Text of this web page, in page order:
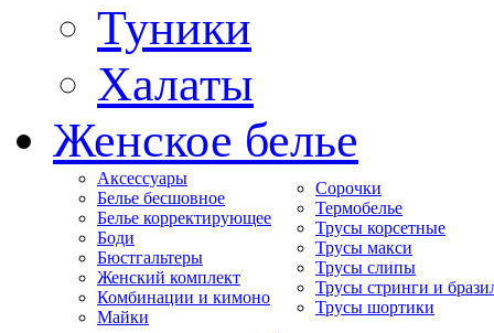
Туники
Халаты
Женское белье
Аксессуары
Белье бесшовное
Белье корректирующее
Боди
Бюстгальтеры
Женский комплект
Комбинации и кимоно
Майки
Сорочки
Термобелье
Трусы корсетные
Трусы макси
Трусы слипы
Трусы стринги и
Трусы шортики